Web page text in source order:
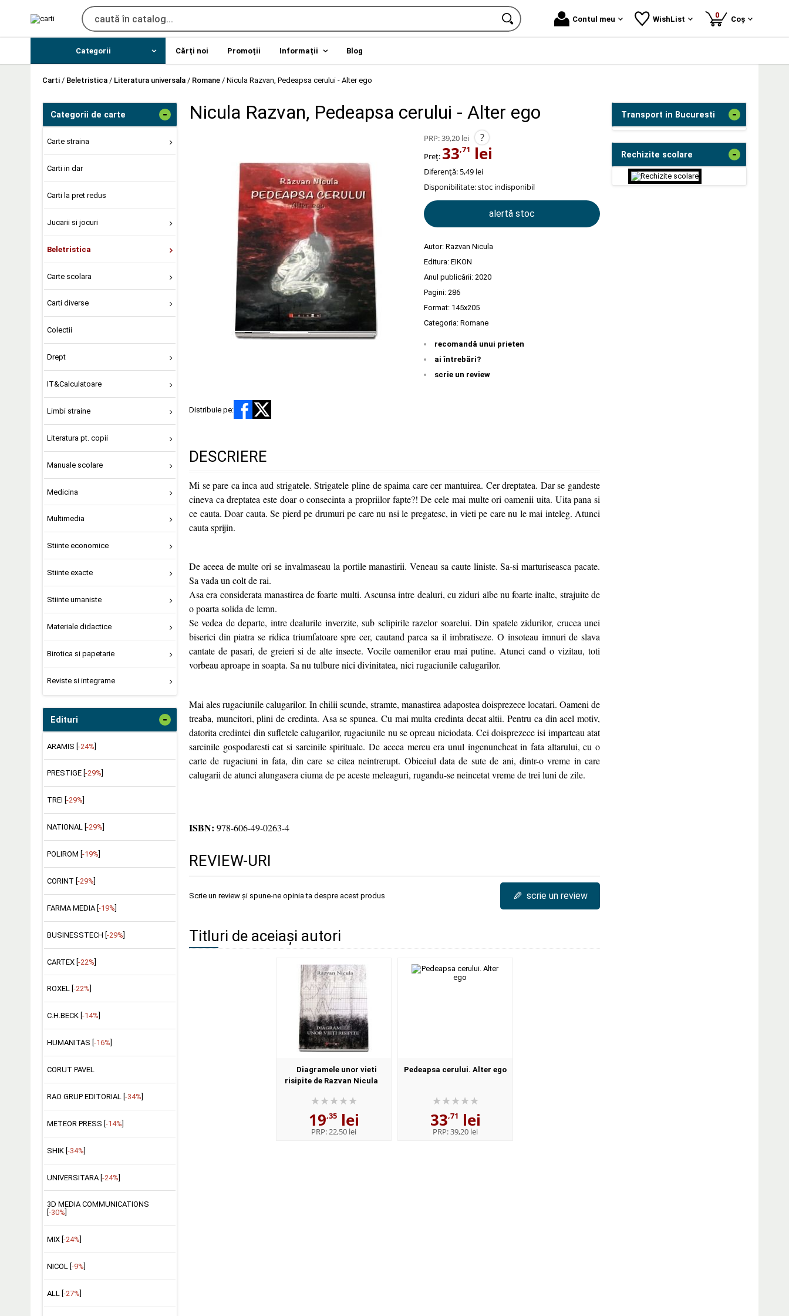
Contul meu WishList 0produse
Coș
Categorii Cărți noi Promoții Informații Blog
Carti / Beletristica / Literatura universala / Romane / Nicula Razvan, Pedeapsa cerului - Alter ego
Categorii de carte -
Carte straina
Carti in dar
Carti la pret redus
Jucarii si jocuri
Beletristica
Carte scolara
Carti diverse
Colectii
Drept
IT&Calculatoare
Limbi straine
Literatura pt. copii
Manuale scolare
Medicina
Multimedia
Stiinte economice
Stiinte exacte
Stiinte umaniste
Materiale didactice
Birotica si papetarie
Reviste si integrame
Edituri -
ARAMIS [-24%]
PRESTIGE [ -29%
TREI [ -29%
NATIONAL [ -29%
POLIROM [ -19%
CORINT [ -29%
FARMA MEDIA [ -19%
BUSINESSTECH [-29%]
CARTEX [-22%]
ROXEL [ -22%
C.H.BECK [ -14%
HUMANITAS [ -16%
CORUT PAVEL
RAO GRUP EDITORIAL [ -34%
METEOR PRESS [ -14%
SHIK [-34%]
UNIVERSITARA [-24%]
3D MEDIA COMMUNICATIONS
-30%
MIX [ -24%
NICOL [ -9%
ALL [ -27%
Nicula Razvan, Pedeapsa cerului - Alter ego
PRP:39,20 lei ?
Preț: 33,71 lei
Diferență: 5,49 lei
Disponibilitate:stoc indisponibil
alertă stoc
Autor: Razvan Nicula
Editura: EIKON
Anul publicării: 2020
Pagini: 286
Format: 145x205
Categoria: Romane
recomandă unui prieten
ai întrebări?
scrie un review
Distribuie pe:
DESCRIERE
Mi se pare ca inca aud strigatele. Strigatele pline de spaima care cer mantuirea. Cer dreptatea. Dar se gandeste
cineva ca dreptatea este doar o consecinta a propriilor fapte?! De cele mai multe ori oamenii uita. Uita pana si
ce cauta. Doar cauta. Se pierd pe drumuri pe care nu nsi le pregatesc, in vieti pe care nu le mai inteleg. Atunci
cauta sprijin.
De aceea de multe ori se invalmaseau la portile manastirii. Veneau sa caute liniste. Sa-si marturiseasca pacate.
Sa vada un colt de rai.
Asa era considerata manastirea de foarte multi. Ascunsa intre dealuri, cu ziduri albe nu foarte inalte, strajuite de
o poarta solida de lemn.
Se vedea de departe, intre dealurile inverzite, sub sclipirile razelor soarelui. Din spatele zidurilor, crucea unei
biserici din piatra se ridica triumfatoare spre cer, cautand parca sa il imbratiseze. O insoteau imnuri de slava
cantate de pasari, de greieri si de alte insecte. Vocile oamenilor erau mai putine. Atunci cand o vizitau, toti
vorbeau aproape in soapta. Sa nu tulbure nici divinitatea, nici rugaciunile calugarilor.
Mai ales rugaciunile calugarilor. In chilii scunde, stramte, manastirea adapostea doisprezece locatari. Oameni de
treaba, muncitori, plini de credinta. Asa se spunea. Cu mai multa credinta decat altii. Pentru ca din acel motiv,
datorita credintei din sufletele calugarilor, rugaciunile nu se opreau niciodata. Cei doisprezece isi imparteau atat
sarcinile gospodaresti cat si sarcinile spirituale. De aceea mereu era unul ingenuncheat in fata altarului, cu o
carte de rugaciuni in fata, din care se citea neintrerupt. Obiceiul data de sute de ani, dintr-o vreme in care
calugarii de atunci alungasera ciuma de pe aceste meleaguri, rugandu-se neincetat vreme de trei luni de zile.
ISBN: 978-606-49-0263-4
REVIEW-URI
Scrie un review și spune-ne opinia ta despre acest produs ✎ scrie un review
Titluri de aceiași autori
Diagramele unor vieti
risipite de Razvan Nicula
19,35lei
PRP:22,50 lei
Pedeapsa cerului. Alter ego
33,71 lei
PRP:39,20 lei
Transport in Bucuresti -
Rechizite scolare -